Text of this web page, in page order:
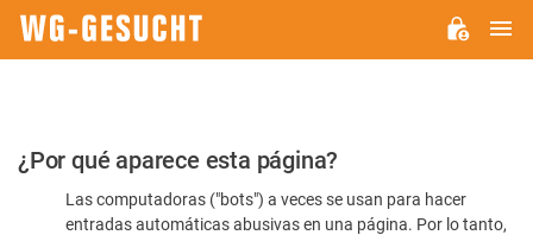
Por
favor,
confirme
¿Por qué aparece esta página?
Las computadoras ("bots") a veces se usan para hacer
entradas automáticas abusivas en una página. Por lo tanto,